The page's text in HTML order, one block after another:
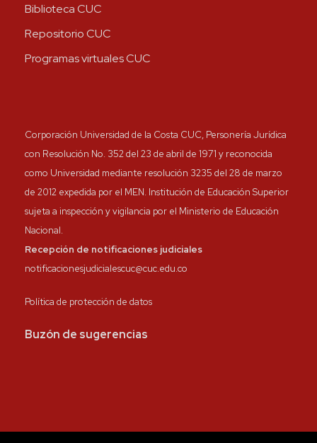
Biblioteca CUC
Repositorio CUC
Programas virtuales CUC
Corporación Universidad de la Costa CUC, Personería Jurídica
con Resolución No. 352 del 23 de abril de 1971 y reconocida
como Universidad mediante resolución 3235 del 28 de marzo
de 2012 expedida por el MEN. Institución de Educación Superior
sujeta a inspección y vigilancia por el Ministerio de Educación
Nacional.
Recepción de notificaciones judiciales
notificacionesjudicialescuc@cuc.edu.co
Política de protección de datos
Buzón de sugerencias